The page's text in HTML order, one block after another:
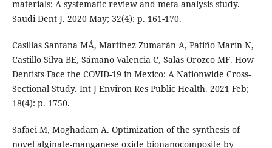
materials: A systematic review and meta-analysis study.
Saudi Dent J. 2020 May; 32(4): p. 161-170.
Casillas Santana MÁ, Martínez Zumarán A, Patiño Marín N,
Castillo Silva BE, Sámano Valencia C, Salas Orozco MF. How
Dentists Face the COVID-19 in Mexico: A Nationwide Cross-
Sectional Study. Int J Environ Res Public Health. 2021 Feb;
18(4): p. 1750.
Safaei M, Moghadam A. Optimization of the synthesis of
novel alginate-manganese oxide bionanocomposite by